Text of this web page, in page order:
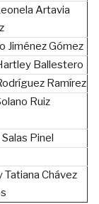
Artavia
Jiménez Gómez
Ballestero
Ramírez
Ruiz
Pinel
Tatiana Chávez